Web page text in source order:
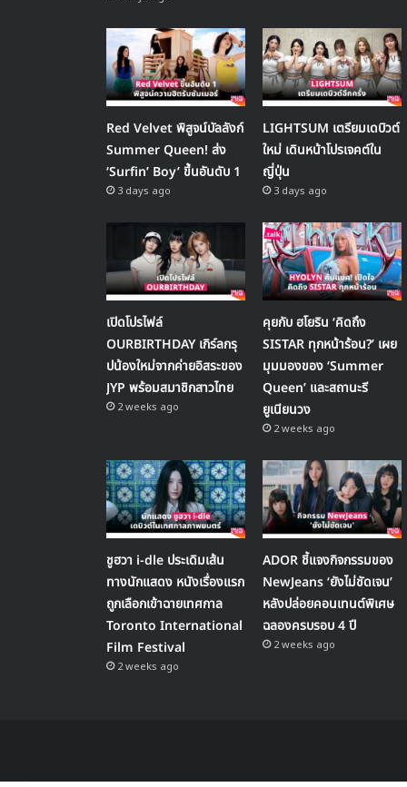
Red Velvet พิสูจน์บัลลังก์
Summer Queen! ส่ง
‘Surfin’ Boy’ ขึ้นอันดับ 1
3 days ago
LIGHTSUM เตรียมเดบิวต์
ใหม่ เดินหน้าโปรเจคต์ใน
ญี่ปุ่น
3 days ago
เปิดโปรไฟล์
OURBIRTHDAY เกิร์ลกรุ
ปน้องใหม่จากค่ายอิสระของ
JYP พร้อมสมาชิกสาวไทย
2 weeks ago
คุยกับ ฮโยริน ‘คิดถึง
SISTAR ทุกหน้าร้อน?’ เผย
มุมมองของ ‘Summer
Queen’ และสถานะรี
ยูเนียนวง
2 weeks ago
ชูฮวา i-dle ประเดิมเส้น
ทางนักแสดง หนังเรื่องแรก
ถูกเลือกเข้าฉายเทศกาล
Toronto International
Film Festival
2 weeks ago
ADOR ชี้แจงกิจกรรมของ
NewJeans ‘ยังไม่ชัดเจน’
หลังปล่อยคอนเทนต์พิเศษ
ฉลองครบรอบ 4 ปี
2 weeks ago